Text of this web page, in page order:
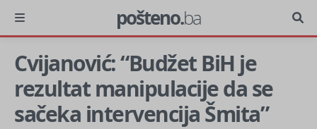
pošteno.ba
Cvijanović: “Budžet BiH je
rezultat manipulacije da se
sačeka intervencija Šmita”